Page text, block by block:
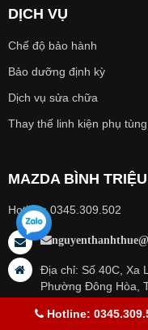
DỊCH VỤ
Chế độ bảo hành
Bảo dưỡng định kỳ
Dịch vụ sửa chữa
Thay thế linh kiện phụ tùng
MAZDA BÌNH TRIỆU
Hotline: 0345.309.502
Địa chỉ: Số 40C, Xa
Phường Đông Hòa,
Website: mazda-
Hotline: